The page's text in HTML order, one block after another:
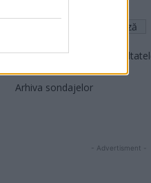
Arată
Arhiva sondajelor
- Advertisment -